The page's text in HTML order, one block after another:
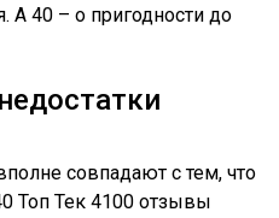
А 40 – о пригодности до
совпадают с тем, что
Топ Тек 4100 отзывы